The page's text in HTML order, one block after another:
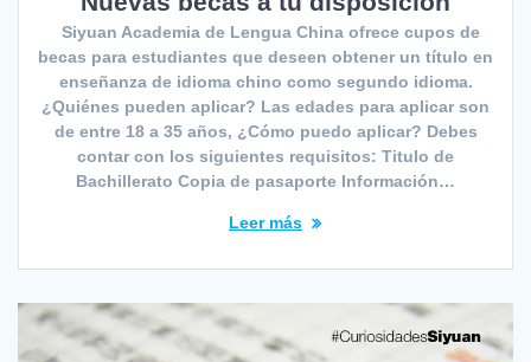
Siyuan Academia de Lengua China ofrece cupos de
becas para estudiantes que deseen obtener un título en
enseñanza de idioma chino como segundo idioma.
¿Quiénes pueden aplicar? Las edades para aplicar son
de entre 18 a 35 años, ¿Cómo puedo aplicar? Debes
contar con los siguientes requisitos: Titulo de
Bachillerato Copia de pasaporte Información…
Leer más